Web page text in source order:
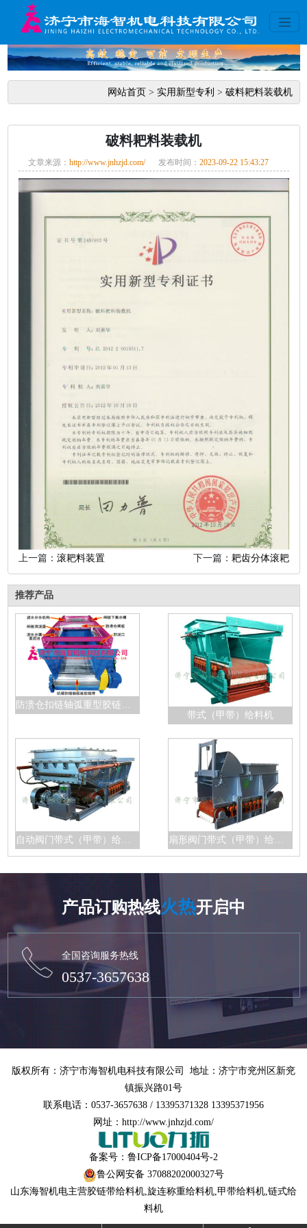
网站首页> 实用新型专利 > 破料耙料装载机
破料耙料装载机
文章来源： http://www.jnhzjd.com/ 发布时间： 2023-09-22 15:43:27
上一篇： 滚耙料装置 下一篇： 耙齿分体滚耙
推荐产品
带式（甲带）给料机
产品订购热线火热开启中
全国咨询服务热线
0537-3657638
版权所有：济宁市海智机电科技有限公司 地址：济宁市兖州区新兖
镇振兴路01号
联系电话：0537-3657638 / 13395371328 13395371956
网址：http://www.jnhzjd.com/
备案号： 鲁ICP备17000404号-2
鲁公网安备 37088202000327号
山东海智机电主营胶链带给料机,旋连称重给料机,甲带给料机,链式给
料机